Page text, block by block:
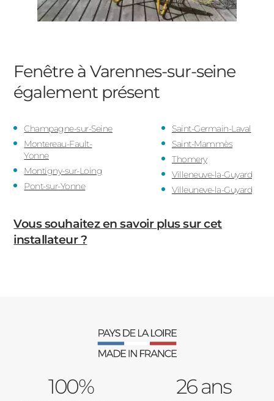
Fenêtre à Varennes-sur-seine
également présent
Champagne-sur-Seine
Montereau-Fault-
Yonne
Montigny-sur-Loing
Pont-sur-Yonne
Saint-Germain-Laval
Saint-Mammès
Thomery
Villeneuve-la-Guyard
Villeuneve-la-Guyard
Vous souhaitez en savoir plus sur cet
installateur ?
100% 26 ans